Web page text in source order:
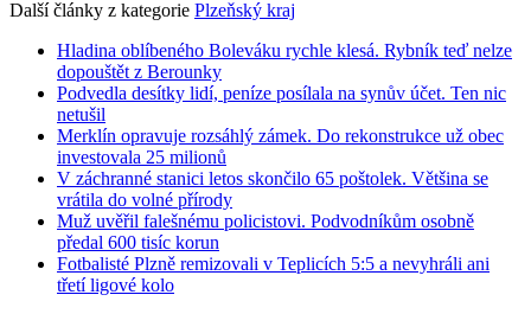
Další články z kategorie Plzeňský kraj
Hladina oblíbeného Boleváku rychle klesá. Rybník teď nelze
dopouštět z Berounky
Podvedla desítky lidí, peníze posílala na synův účet. Ten nic
netušil
Merklín opravuje rozsáhlý zámek. Do rekonstrukce už obec
investovala 25 milionů
V záchranné stanici letos skončilo 65 poštolek. Většina se
vrátila do volné přírody
Muž uvěřil falešnému policistovi. Podvodníkům osobně
předal 600 tisíc korun
Fotbalisté Plzně remizovali v Teplicích 5:5 a nevyhráli ani
třetí ligové kolo